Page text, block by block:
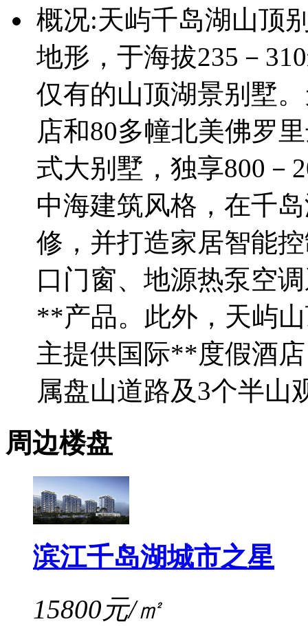
概况:天屿千岛湖山顶
地形，于海拔235－
仅有的山顶湖景别墅
店和80多幢北美佛罗
式大别墅，独享800－
中海建筑风格，在千
修，并打造家居智能
口门窗、地源热泵空
**产品。此外，天屿
主提供国际**度假酒
属盘山道路及3个半山
周边楼盘
滨江千岛湖城市之星
15800元/㎡